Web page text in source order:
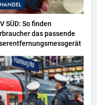
HANDEL
SÜD: So finden
das passende